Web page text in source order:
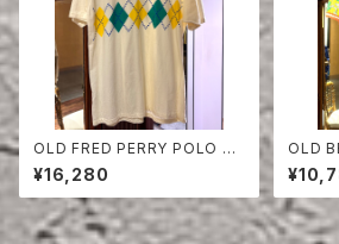
OLD FRED PERRY POLO SH
IRT
¥16,280
OLD
HIRT